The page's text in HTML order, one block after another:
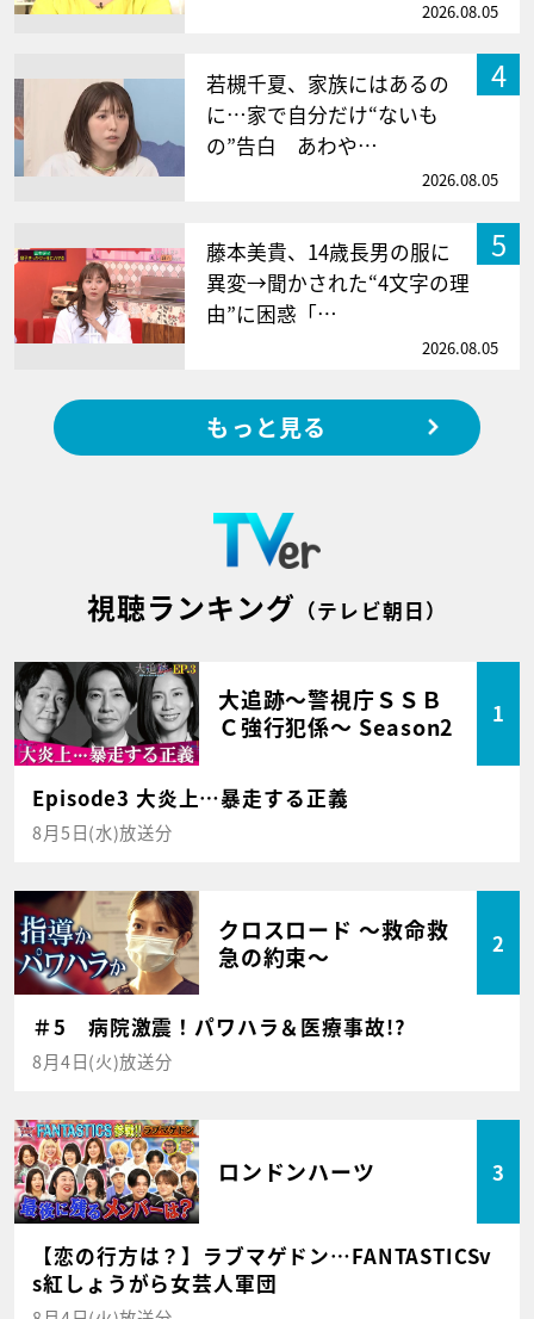
2026.08.05
4
若槻千夏、家族にはあるの
に…家で自分だけ“ないも
の”告白 あわや…
2026.08.05
5
藤本美貴、14歳長男の服に
異変→聞かされた“4文字の理
由”に困惑「…
2026.08.05
もっと見る
視聴ランキング （テレビ朝日）
大追跡～警視庁ＳＳＢ
Ｃ強行犯係～ Season2
1
Episode3 大炎上…暴走する正義
8月5日(水)放送分
クロスロード ～救命救
急の約束～
2
＃5 病院激震！パワハラ＆医療事故!?
8月4日(火)放送分
ロンドンハーツ 3
【恋の行方は？】ラブマゲドン…FANTASTICSv
s紅しょうがら女芸人軍団